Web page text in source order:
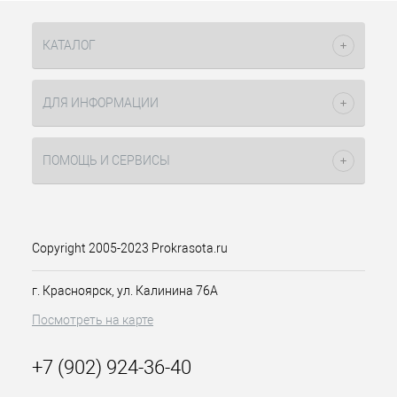
КАТАЛОГ
ДЛЯ ИНФОРМАЦИИ
ПОМОЩЬ И СЕРВИСЫ
Copyright 2005-2023 Prokrasota.ru
г. Красноярск, ул. Калинина 76А
Посмотреть на карте
+7 (902) 924-36-40